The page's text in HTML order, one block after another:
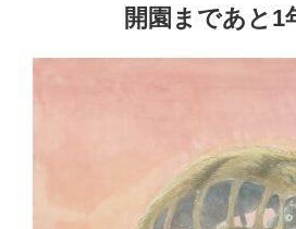
COLUMN開園まであと1